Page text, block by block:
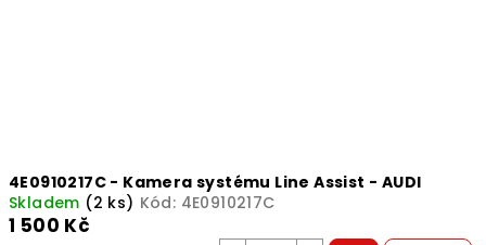
4E0910217C - Kamera systému Line Assist - AUDI
Skladem (2 ks) Kód: 4E0910217C
1 500 Kč